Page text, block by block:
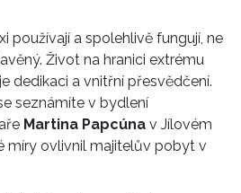
používají a spolehlivě fungují, ne
Život na hranici extrému
dedikaci a vnitřní přesvědčení.
seznámíte v bydlení
Martina Papcúna v Jílovém
míry ovlivnil majitelův pobyt v